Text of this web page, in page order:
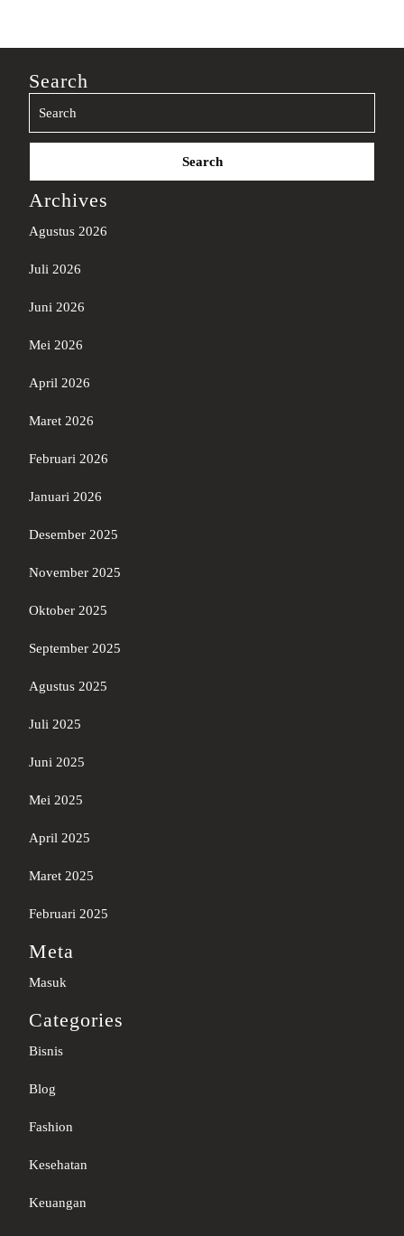
Search
Search
Archives
Agustus 2026
Juli 2026
Juni 2026
Mei 2026
April 2026
Maret 2026
Februari 2026
Januari 2026
Desember 2025
November 2025
Oktober 2025
September 2025
Agustus 2025
Juli 2025
Juni 2025
Mei 2025
April 2025
Maret 2025
Februari 2025
Meta
Masuk
Categories
Bisnis
Blog
Fashion
Kesehatan
Keuangan